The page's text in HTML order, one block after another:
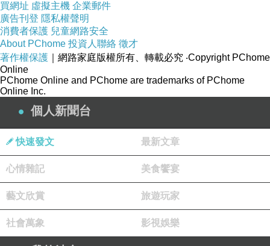
台灣知名陶藝品製作小鎮~「鶯歌鎮」出品，純
熟高超的手工製作技術，讓每個一流泉組都是獨
一無二的藝術品，搭配柔和的燈光，營造出獨特
的情境。
將流泉組裝至8分滿之水位，放至風水好位置，
或是擺至玄關、辦公室內，將為您帶來開運、招
財及納福的效果哦。中國命理學指出，水能生
財，再搭配上不停滾動的滾球，象徵將源源不絕
的財運滾進您的聚寶甕裡。
透過居家擺設、辦公室的佈局，來興旺財運。一
個人的財運和八字、努力有密切的關係，而財運
買網址 虛擬主機 企業郵件
廣告刊登 隱私權聲明
消費者保護 兒童網路安全
About PChome 投資人聯絡 徵才
著作權保護 ｜網路家庭版權所有、轉載必究 ‧Copyright PChome
Online
PChome Online and PChome are trademarks of PChome
Online Inc.
個人新聞台
快速發文 最新文章
心情雜記 美食饗宴
藝文欣賞 旅遊玩家
社會萬象 影視娛樂